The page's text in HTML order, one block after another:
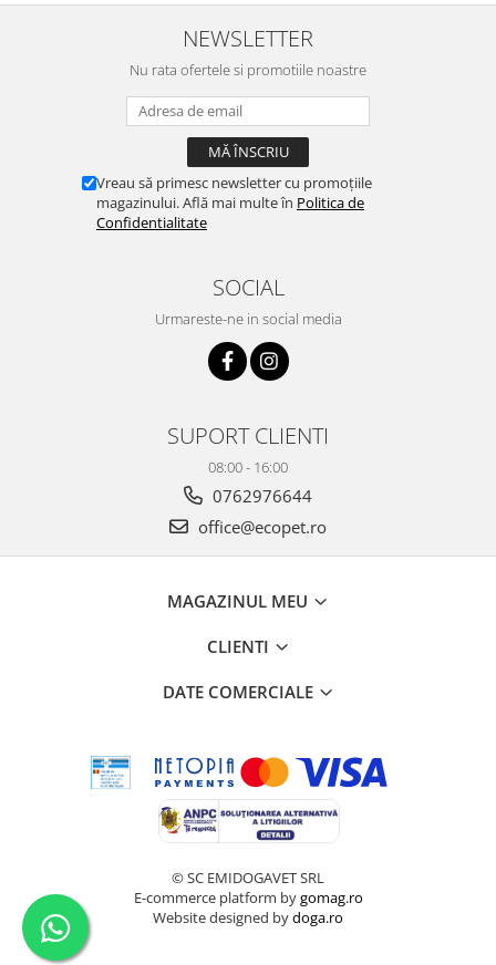
NEWSLETTER
Nu rata ofertele si promotiile noastre
Vreau să primesc newsletter cu promoțiile
magazinului. Află mai multe în Politica de
Confidentialitate
SOCIAL
Urmareste-ne in social media
SUPORT CLIENTI
08:00 - 16:00
0762976644
office@ecopet.ro
MAGAZINUL MEU
CLIENTI
DATE COMERCIALE
© SC EMIDOGAVET SRL
E-commerce platform bygomag.ro
Website designed bydoga.ro